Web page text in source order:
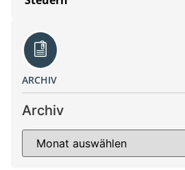
ARCHIV
Archiv